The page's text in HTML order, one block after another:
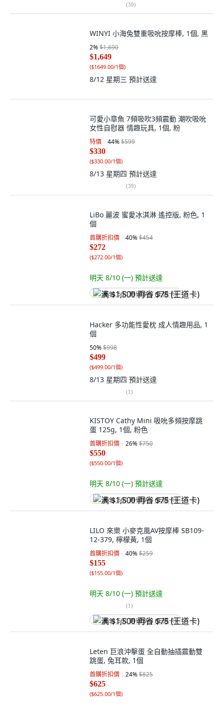
(30)
WINYI 小海兔雙重吸吮按摩棒, 1個, 黑
2%$1,690
$1,649
($1649.00/1個)
8/12 星期三 預計送達
可愛小章魚 7頻吸吹3頻震動 潮吹吸吮
女性自慰器 情趣玩具, 1個, 粉
特價 44%$599
$330
($330.00/1個)
8/13 星期四 預計送達
(39)
LiBo 麗波 蜜愛冰淇淋 遙控版, 粉色, 1
個
首購折扣價 40%$454
$272
($272.00/1個)
明天 8/10 (一) 預計送達
满 $1,500 再省 $75 (王道卡)
Hacker 多功能性愛枕 成人情趣用品, 1
個
50%$998
$499
($499.00/1個)
8/13 星期四 預計送達
(1)
KISTOY Cathy Mini 吸吮多頻按摩跳
蛋 125g, 1個, 粉色
首購折扣價 26%$750
$550
($550.00/1個)
明天 8/10 (一) 預計送達
满 $1,500 再省 $75 (王道卡)
LILO 來樂 小麥克風AV按摩棒 SB109-
12-379, 檸檬黃, 1個
首購折扣價 40%$259
$155
($155.00/1個)
明天 8/10 (一) 預計送達
(1)
满 $1,500 再省 $75 (王道卡)
Leten 巨浪沖擊蛋 全自動抽插震動雙
跳蛋, 兔耳款, 1個
首購折扣價 24%$825
$625
($625.00/1個)